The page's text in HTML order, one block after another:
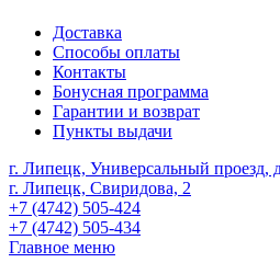
Доставка
Способы оплаты
Контакты
Бонусная программа
Гарантии и возврат
Пункты выдачи
г. Липецк, Универсальный проезд,
г. Липецк, Свиридова, 2
+7 (4742) 505-424
+7 (4742) 505-434
Главное меню